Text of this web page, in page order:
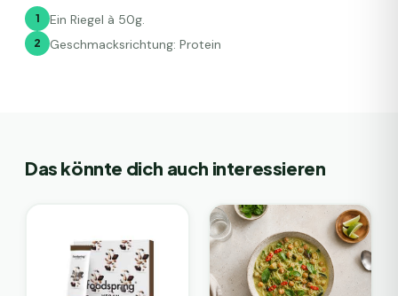
1 Ein Riegel à 50g.
2 Geschmacksrichtung: Protein
Das könnte dich auch interessieren